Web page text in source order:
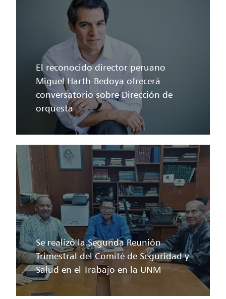
El reconocido director peruano
Miguel Harth-Bedoya ofrecerá
conversatorio sobre Dirección de
orquesta
Se realizó la Segunda Reunión
Trimestral del Comité de Seguridad y
Salud en el Trabajo en la UNM